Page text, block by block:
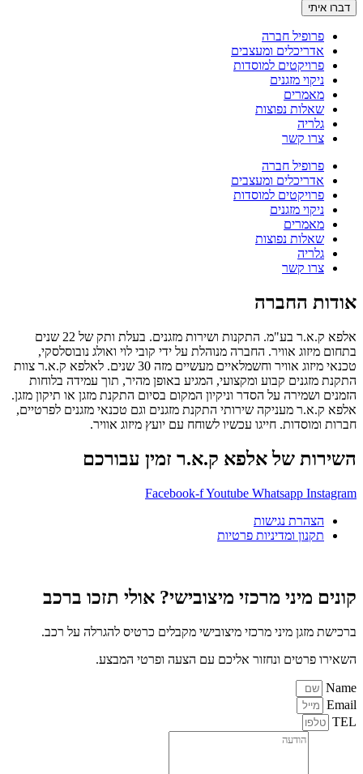
דברו איתי
פרופיל חברה
אדריכלים ומעצבים
פרויקטים למוסדות
ניקוי מזגנים
מאמרים
שאלות נפוצות
גלריה
צרו קשר
פרופיל חברה
אדריכלים ומעצבים
פרויקטים למוסדות
ניקוי מזגנים
מאמרים
שאלות נפוצות
גלריה
צרו קשר
אודות החברה
אלפא ק.א.ר בע"מ. התקנות ושירות מזגנים. בעלת ותק של 22 שנים
בתחום מיזוג אוויר. החברה מנוהלת על ידי קובי לוי ואולג נובוסלסקי,
טכנאי מיזוג אוויר וחשמלאיים מעשיים מזה 30 שנים. לאלפא ק.א.ר צוות
התקנת מזגנים קבוע ומקצועי, המגיע באופן מהיר, תוך עמידה בלוחות
הזמנים ושמירה על הסדר וניקיון המקום בסיום התקנת מזגן או תיקון מזגן.
אלפא ק.א.ר מעניקה שירותי התקנת מזגנים וגם טכנאי מזגנים לפרטיים,
חברות ומוסדות. חייגו עכשיו לשוחח עם יועץ מיזוג אוויר.
השירות של אלפא ק.א.ר זמין עבורכם
Facebook-fYoutube Whatsapp Instagram
הצהרת נגישות
תקנון ומדיניות פרטיות
קונים מיני מרכזי מיצובישי? אולי תזכו ברכב
ברכישת מזגן מיני מרכזי מיצובישי מקבלים כרטיס להגרלה על רכב.
השאירו פרטים ונחזור אליכם עם הצעה ופרטי המבצע.
Name
Email
TEL